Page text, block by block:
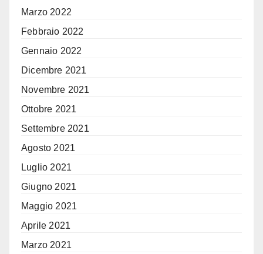
Marzo 2022
Febbraio 2022
Gennaio 2022
Dicembre 2021
Novembre 2021
Ottobre 2021
Settembre 2021
Agosto 2021
Luglio 2021
Giugno 2021
Maggio 2021
Aprile 2021
Marzo 2021